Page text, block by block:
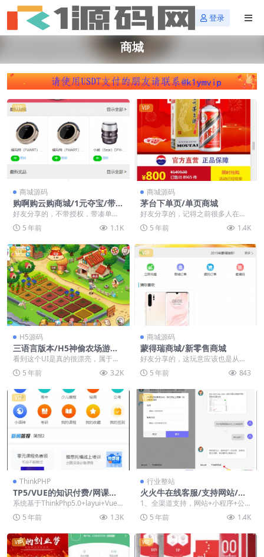
登录
商城
VIP
商城源码
购啊购云购商城/1元夺宝/带拼
单/带教程
好友分享的，不带授权，带凑单，
带教程，十几分钟就能部署起来。
最近感觉云购商城热度...
5 年前 1.1K
VIP
商城源码
茅台下单页/单页商城
好友分享的，记得之前很多人在找
这个商城页，就是打开就是只有商
品和下单的这种，一直...
5 年前 1.4K
VIP
H5源码
三语言版本/H5神偷农场游戏/
带水果机/带猜拳游戏/模拟经
看到这个UI是真的很漂亮，属于模
拟经营理财游戏的那种，但是明显
可玩性好了很多，主...
5 年前 3.2K
VIP
商城源码
蒙得瑞商城/新零售商城
好友分享的，这玩意应该也是从来
没出现过。看不明白是什么模式，
但是觉得很有意思，这...
5 年前 843
VIP
ThinkPHP
TP5/VUE的知识付费/网课源
码/全开源/带教程
系统基于ThinkPhp5.0+layui+Vue
开发,功能包含在线直播、付费视...
5 年前 1.3K
VIP
行业整站
火火牛在线客服/支持网站/小
程序/公众号/h5/app接入
1、全渠道支持，网站+小程序+公
众号+h5+app 等，全部可以使用
2、客服应...
5 年前 1.4K
VIP VIP